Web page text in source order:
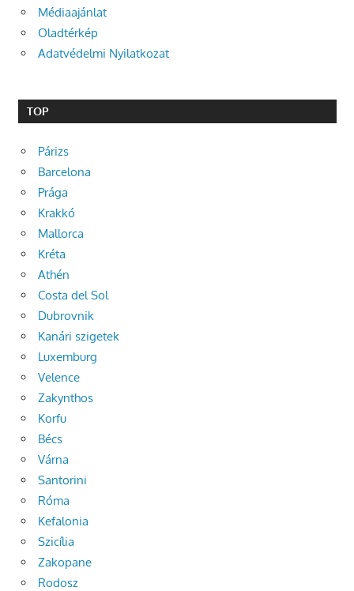
Médiaajánlat
Oladtérkép
Adatvédelmi Nyilatkozat
TOP
Párizs
Barcelona
Prága
Krakkó
Mallorca
Kréta
Athén
Costa del Sol
Dubrovnik
Kanári szigetek
Luxemburg
Velence
Zakynthos
Korfu
Bécs
Várna
Santorini
Róma
Kefalonia
Szicília
Zakopane
Rodosz